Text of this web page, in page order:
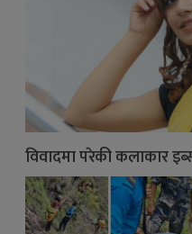
विवादमा परेकी कलाकार